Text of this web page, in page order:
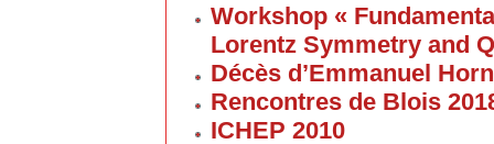
Workshop «
Lorentz Symmetry and
Décès d’Emmanuel
Rencontres de Blois
ICHEP 2010